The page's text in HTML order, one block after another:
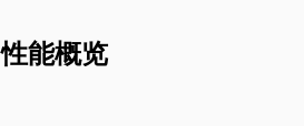
性能概览